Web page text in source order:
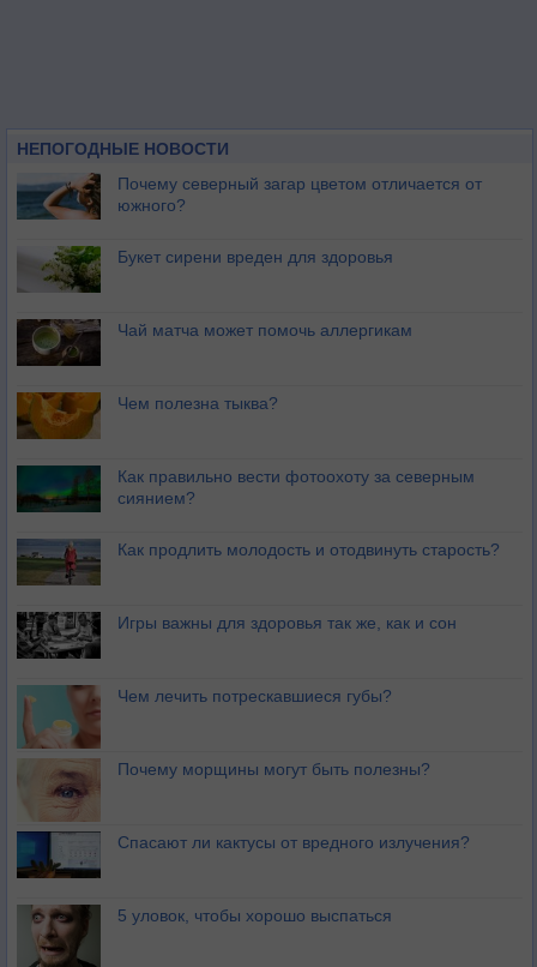
НЕПОГОДНЫЕ НОВОСТИ
Почему северный загар цветом отличается от
южного?
Букет сирени вреден для здоровья
Чай матча может помочь аллергикам
Чем полезна тыква?
Как правильно вести фотоохоту за северным
сиянием?
Как продлить молодость и отодвинуть старость?
Игры важны для здоровья так же, как и сон
Чем лечить потрескавшиеся губы?
Почему морщины могут быть полезны?
Спасают ли кактусы от вредного излучения?
5 уловок, чтобы хорошо выспаться